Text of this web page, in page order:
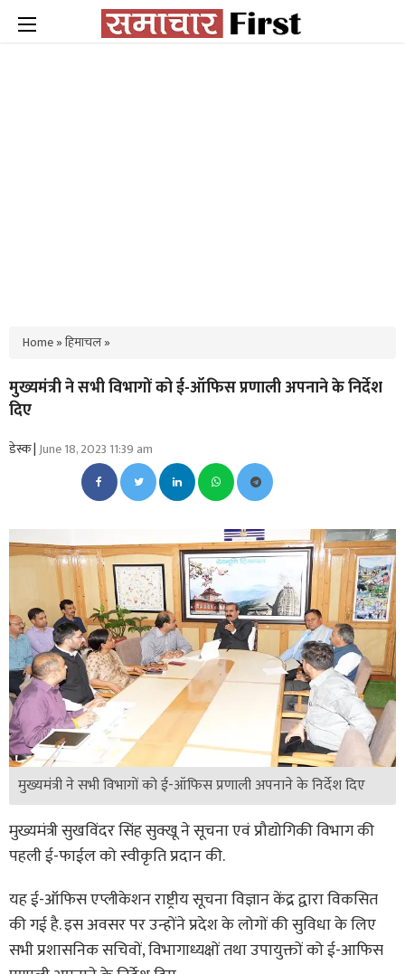
Home»हिमाचल»
मुख्यमंत्री ने सभी विभागों को ई-ऑफिस प्रणाली अपनाने के निर्देश
दिए
डेस्क |June 18, 2023 11:39 am
मुख्यमंत्री ने सभी विभागों को ई-ऑफिस प्रणाली अपनाने के निर्देश दिए
मुख्यमंत्री सुखविंदर सिंह सुक्खू ने सूचना एवं प्रौद्योगिकी विभाग की
पहली ई-फाईल को स्वीकृति प्रदान की.
यह ई-ऑफिस एप्लीकेशन राष्ट्रीय सूचना विज्ञान केंद्र द्वारा विकसित
की गई है. इस अवसर पर उन्होंने प्रदेश के लोगों की सुविधा के लिए
सभी प्रशासनिक सचिवों, विभागाध्यक्षों तथा उपायुक्तों को ई-आफिस